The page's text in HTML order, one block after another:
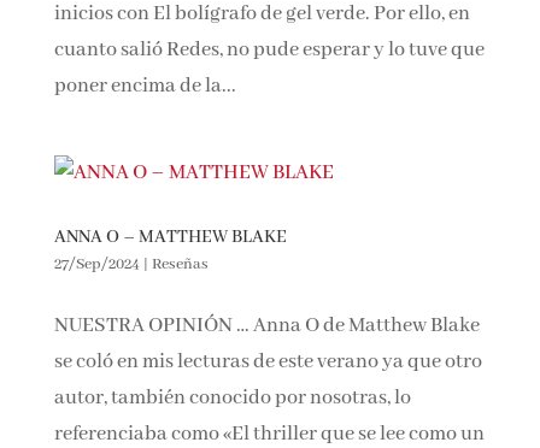
inicios con El bolígrafo de gel verde. Por ello, en
cuanto salió Redes, no pude esperar y lo tuve que
poner encima de la...
ANNA O – MATTHEW BLAKE
27/Sep/2024 | Reseñas
NUESTRA OPINIÓN … Anna O de Matthew Blake
se coló en mis lecturas de este verano ya que otro
autor, también conocido por nosotras, lo
referenciaba como «El thriller que se lee como un